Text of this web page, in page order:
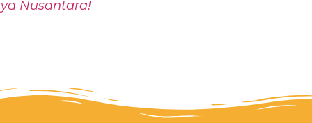
Nusantara!